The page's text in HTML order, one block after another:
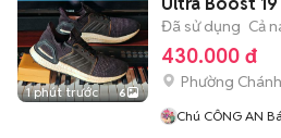
1 phút trước 6
Đã sử dụng Cả
430.000 đ
Phường
Chú CÔNG AN